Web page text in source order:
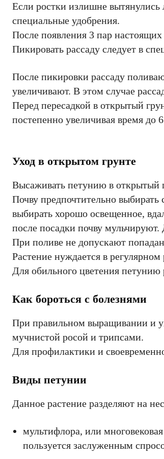
Если ростки излишне вытянулись
специальные удобрения.
После появления 3 пар
Пикировать рассаду следует в
После пикировки рассаду
увеличивают. В этом случае
Перед пересадкой в открытый
постепенно увеличивая время до
Уход в открытом грунте
Высаживать петунию в открытый
Почву предпочтительно
выбирать хорошо освещенное,
после посадки почву
При поливе не допускают
Растение нуждается в
Для обильного цветения
Как бороться с болезнями
При правильном выращивании и
мучнистой росой и трипсами.
Для профилактики и
Виды петунии
Данное растение разделяют на
мультифлора, или
пользуется заслуженным